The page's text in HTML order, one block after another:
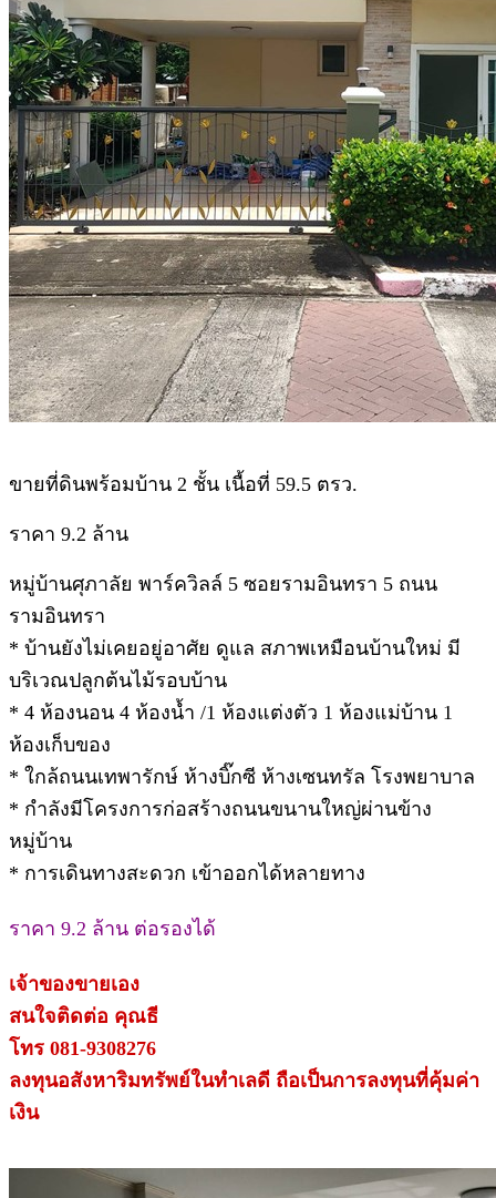
ขายที่ดินพร้อมบ้าน 2 ชั้น เนื้อที่ 59.5 ตรว.
ราคา 9.2 ล้าน
หมู่บ้านศุภาลัย พาร์ควิลล์ 5 ซอยรามอินทรา 5 ถนน
รามอินทรา
* บ้านยังไม่เคยอยู่อาศัย ดูแล สภาพเหมือนบ้านใหม่ มี
บริเวณปลูกต้นไม้รอบบ้าน
* 4 ห้องนอน 4 ห้องน้ำ /1 ห้องแต่งตัว 1 ห้องแม่บ้าน 1
ห้องเก็บของ
* ใกล้ถนนเทพารักษ์ ห้างบิ๊กซี ห้างเซนทรัล โรงพยาบาล
* กำลังมีโครงการก่อสร้างถนนขนานใหญ่ผ่านข้าง
หมู่บ้าน
* การเดินทางสะดวก เข้าออกได้หลายทาง
ราคา 9.2 ล้าน ต่อรองได้
เจ้าของขายเอง
สนใจติดต่อ คุณธี
โทร 081-9308276
ลงทุนอสังหาริมทรัพย์ในทำเลดี ถือเป็นการลงทุนที่คุ้มค่า
เงิน